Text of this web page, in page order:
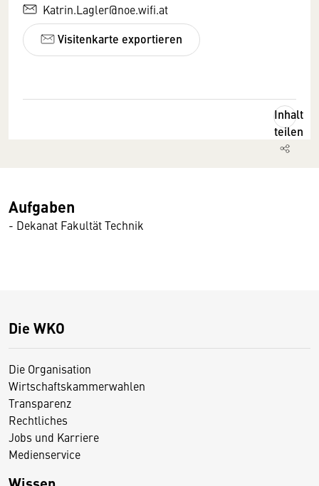
Katrin.Lagler@noe.wifi.at
Visitenkarte exportieren
Inhalt
teilen
Aufgaben
- Dekanat Fakultät Technik
Die WKO
Die Organisation
Wirtschaftskammerwahlen
Transparenz
Rechtliches
Jobs und Karriere
Medienservice